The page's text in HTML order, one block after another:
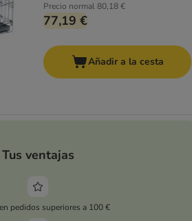
Precio normal80,18 €
77,19 €
Añadir a la cesta
Tus ventajas
pedidos superiores a 100 €